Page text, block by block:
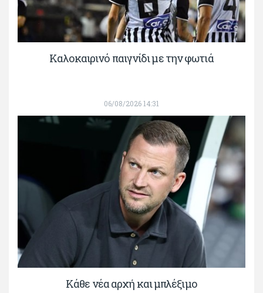
Καλοκαιρινό παιγνίδι με την φωτιά
06/08/2026 14:31
Κάθε νέα αρχή και μπλέξιμο